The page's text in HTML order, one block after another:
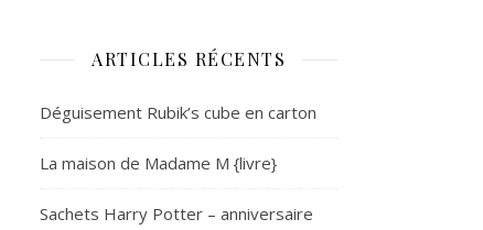
ARTICLES RÉCENTS
Déguisement Rubik’s cube en carton
La maison de Madame M {livre}
Sachets Harry Potter – anniversaire